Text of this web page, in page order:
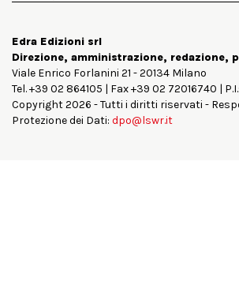
Edra Edizioni srl
Direzione, amministrazione, redazione,
Viale Enrico Forlanini 21 - 20134 Milano
Tel. +39 02 864105 | Fax +39 02 72016740 |
Copyright 2026 - Tutti i diritti riservati -
Protezione dei Dati: dpo@lswr.it